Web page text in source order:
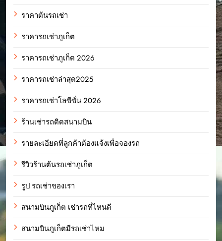
ราคาต้นรถเช่า
ราคารถเช่าภูเก็ต
ราคารถเช่าภูเก็ต 2026
ราคารถเช่าล่าสุด2025
ราคารถเช่าโลซีซั่น 2026
ร้านเช่ารถติดสนามบิน
รายละเอียดที่ลูกค้าต้องแจ้งเพื่อจองรถ
รีวิวร้านต้นรถเช่าภูเก็ต
รูป รถเช่าของเรา
สนามบินภูเก็ต เช่ารถที่ไหนดี
สนามบินภูเก็ตมีรถเช่าไหม